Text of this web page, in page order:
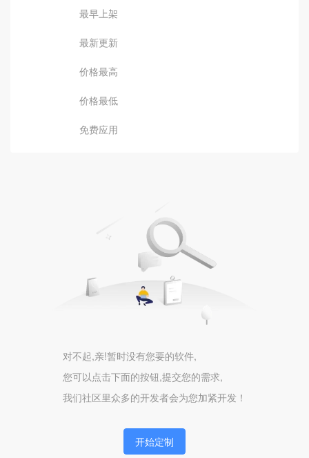
最早上架
最新更新
价格最高
价格最低
免费应用
对不起,亲!暂时没有您要的软件,
您可以点击下面的按钮,提交您的需求,
我们社区里众多的开发者会为您加紧开发！
开始定制